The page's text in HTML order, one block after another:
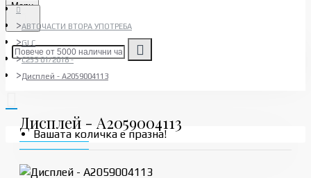
Menu
Вашата количка е празна!
АВТОЧАСТИ ВТОРА УПОТРЕБА
GLC
C253 01/2018 -
Дисплей - A2059004113
Дисплей - A2059004113